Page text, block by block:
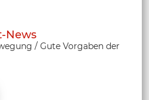
News
/ Gute Vorgaben der